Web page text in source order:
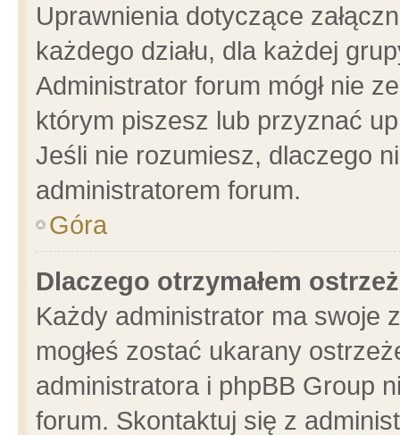
Uprawnienia dotyczące
każdego działu, dla każdej
Administrator forum mógł nie
którym piszesz lub przyznać
Jeśli nie rozumiesz, dlaczego
administratorem forum.
Góra
Dlaczego otrzymałem
Każdy administrator ma swoje
mogłeś zostać ukarany
administratora i phpBB Group
forum. Skontaktuj się z